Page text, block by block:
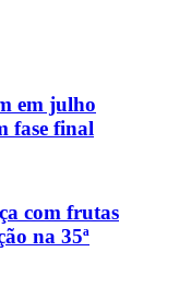
em julho
fase final
com frutas
na 35ª